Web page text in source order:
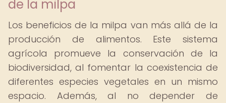
de la milpa
Los beneficios de la milpa van más allá de la
producción de alimentos. Este sistema
agrícola promueve la conservación de la
biodiversidad, al fomentar la coexistencia de
diferentes especies vegetales en un mismo
espacio. Además, al no depender de